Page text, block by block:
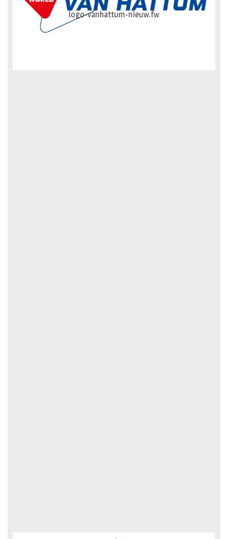
logo-vanhattum-nieuw.fw